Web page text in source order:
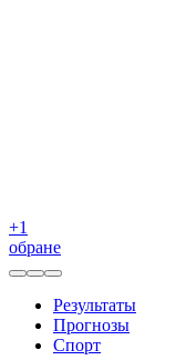
+1
обране
Результаты
Прогнозы
Спорт